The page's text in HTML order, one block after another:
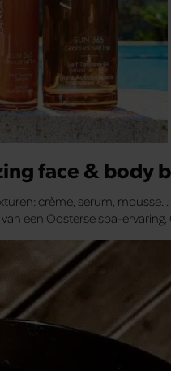
face & body
crème, serum,
een Oosterse spa-